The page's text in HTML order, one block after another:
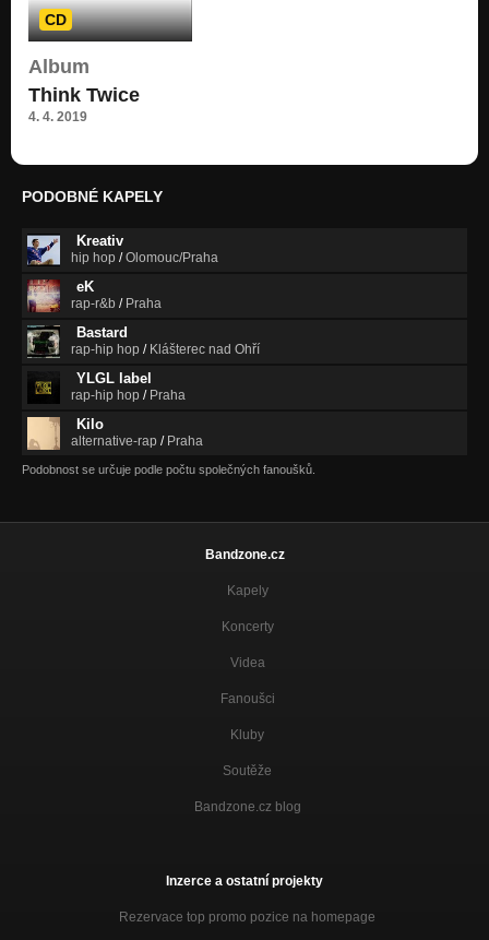
CD
Album
Think Twice
4. 4. 2019
PODOBNÉ KAPELY
Kreativ
hip hop /Olomouc/Praha
eK
rap-r&b / Praha
Bastard
rap-hip hop / Klášterec nad Ohří
YLGL label
rap-hip hop / Praha
Kilo
alternative-rap / Praha
Podobnost se určuje podle počtu společných fanoušků.
Bandzone.cz
Kapely
Koncerty
Videa
Fanoušci
Kluby
Soutěže
Bandzone.cz blog
Inzerce a ostatní projekty
Rezervace top promo pozice na homepage